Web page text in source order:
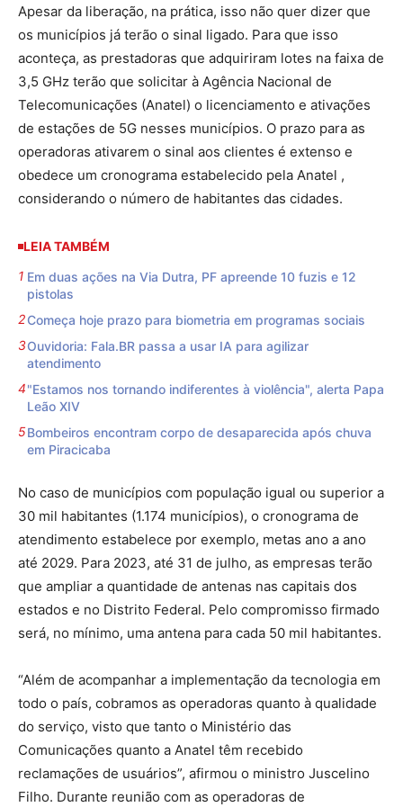
Apesar da liberação, na prática, isso não quer dizer que
os municípios já terão o sinal ligado. Para que isso
aconteça, as prestadoras que adquiriram lotes na faixa de
3,5 GHz terão que solicitar à Agência Nacional de
Telecomunicações (Anatel) o licenciamento e ativações
de estações de 5G nesses municípios. O prazo para as
operadoras ativarem o sinal aos clientes é extenso e
obedece um cronograma estabelecido pela Anatel ,
considerando o número de habitantes das cidades.
LEIA TAMBÉM
Em duas ações na Via Dutra, PF apreende 10 fuzis e 12
pistolas
Começa hoje prazo para biometria em programas sociais
Ouvidoria: Fala.BR passa a usar IA para agilizar
atendimento
"Estamos nos tornando indiferentes à violência", alerta Papa
Leão XIV
Bombeiros encontram corpo de desaparecida após chuva
em Piracicaba
No caso de municípios com população igual ou superior a
30 mil habitantes (1.174 municípios), o cronograma de
atendimento estabelece por exemplo, metas ano a ano
até 2029. Para 2023, até 31 de julho, as empresas terão
que ampliar a quantidade de antenas nas capitais dos
estados e no Distrito Federal. Pelo compromisso firmado
será, no mínimo, uma antena para cada 50 mil habitantes.
“Além de acompanhar a implementação da tecnologia em
todo o país, cobramos as operadoras quanto à qualidade
do serviço, visto que tanto o Ministério das
Comunicações quanto a Anatel têm recebido
reclamações de usuários”, afirmou o ministro Juscelino
Filho. Durante reunião com as operadoras de